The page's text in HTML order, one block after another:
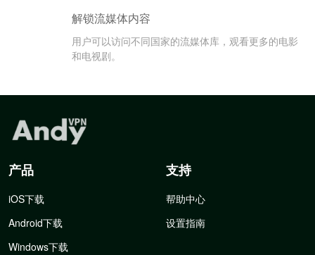
解锁流媒体内容
用户可以访问不同国家的流媒体库，观看更多的电影
和电视剧。
产品
iOS下载
Android下载
Windows下载
支持
帮助中心
设置指南